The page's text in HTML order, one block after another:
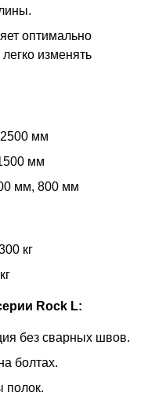
оптимально
изменять
мм
мм
мм, 800 мм
кг
Rock L:
без сварных швов.
болтах.
полок.